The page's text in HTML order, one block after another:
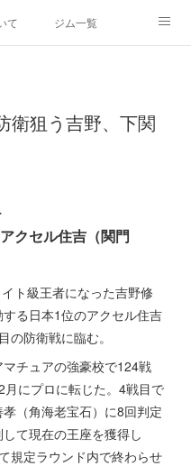
て ジム一覧
衛狙う吉野、下関
クセル住吉（関門
ト級王者になった吉野修
る日本1位のアクセル住吉
の防衛戦に臨む。
チュアの強豪校で124戦
にプロに転じた。4戦目で
（角海老宝石）に8回判定
て現在の王座を獲得し
規定ラウンド内で終わらせ